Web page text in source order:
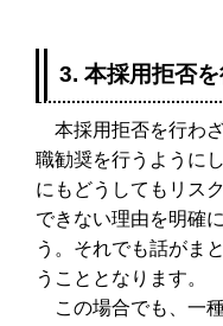
3. 本採用拒否
本採用拒否を行わ
職勧奨を行うように
にもどうしてもリス
できない理由を明確
う。それでも話がま
うこととなります。
この場合でも、一